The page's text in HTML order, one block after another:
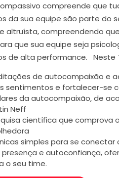
compreende que
da sua equipe são parte do
altruísta, compreendendo
que sua equipe seja
de alta performance. Neste
de autocompaixão e
sentimentos e fortalecer-se
da autocompaixão, de
Neff
científica que comprova
simples para se conectar
presença e autoconfiança,
o seu time.